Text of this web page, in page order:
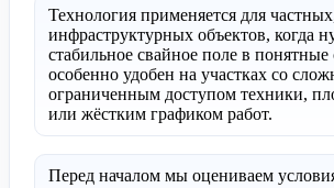
Технология применяется для
инфраструктурных объектов, когда
стабильное свайное поле в
особенно удобен на участках со
ограниченным доступом техники,
или жёстким графиком работ.
Перед началом мы оцениваем